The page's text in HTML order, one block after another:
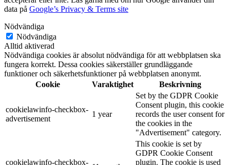
data på Google’s Privacy & Terms site
Nödvändiga
Nödvändiga
Alltid aktiverad
Nödvändiga cookies är absolut nödvändiga för att webbplatsen ska
fungera korrekt. Dessa cookies säkerställer grundläggande
funktioner och säkerhetsfunktioner på webbplatsen anonymt.
Cookie
Varaktighet Beskrivning
cookielawinfo-checkbox-
advertisement
1 year
Set by the GDPR Cookie
Consent plugin, this cookie
records the user consent for
the cookies in the
"Advertisement" category.
cookielawinfo-checkbox-
This cookie is set by
GDPR Cookie Consent
plugin. The cookie is used